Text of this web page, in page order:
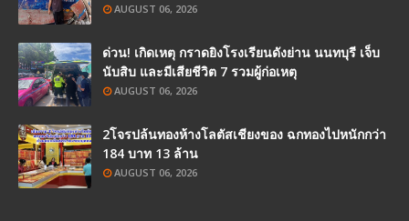
AUGUST 06, 2026
ด่วน! เกิดเหตุ กราดยิงโรงเรียนดังย่าน นนทบุรี เจ็บ
นับสิบ และมีเสียชีวิต 7 รวมผู้ก่อเหตุ
AUGUST 06, 2026
2โจรปล้นทองห้างโลตัสเชียงของ ฉกทองไปหนักกว่า
184 บาท 13 ล้าน
AUGUST 06, 2026